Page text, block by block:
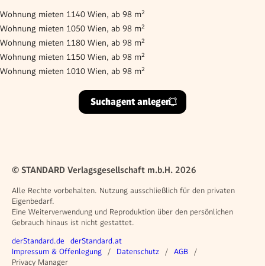
Wohnung mieten 1140 Wien, ab 98 m²
Wohnung mieten 1050 Wien, ab 98 m²
Wohnung mieten 1180 Wien, ab 98 m²
Wohnung mieten 1150 Wien, ab 98 m²
Wohnung mieten 1010 Wien, ab 98 m²
Suchagent anlegen
© STANDARD Verlagsgesellschaft m.b.H. 2026
Alle Rechte vorbehalten. Nutzung ausschließlich für den privaten
Eigenbedarf.
Eine Weiterverwendung und Reproduktion über den persönlichen
Gebrauch hinaus ist nicht gestattet.
Weitere Angebote
derStandard.de derStandard.at
Rechtliches
Impressum & Offenlegung Datenschutz
AGB
Privacy Manager